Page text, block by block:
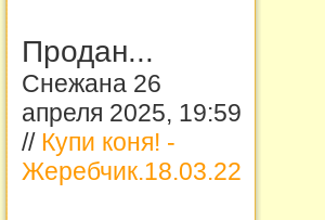
Продан...
Снежана 26
апреля 2025, 19:59
// Купи коня! -
Жеребчик.18.03.22